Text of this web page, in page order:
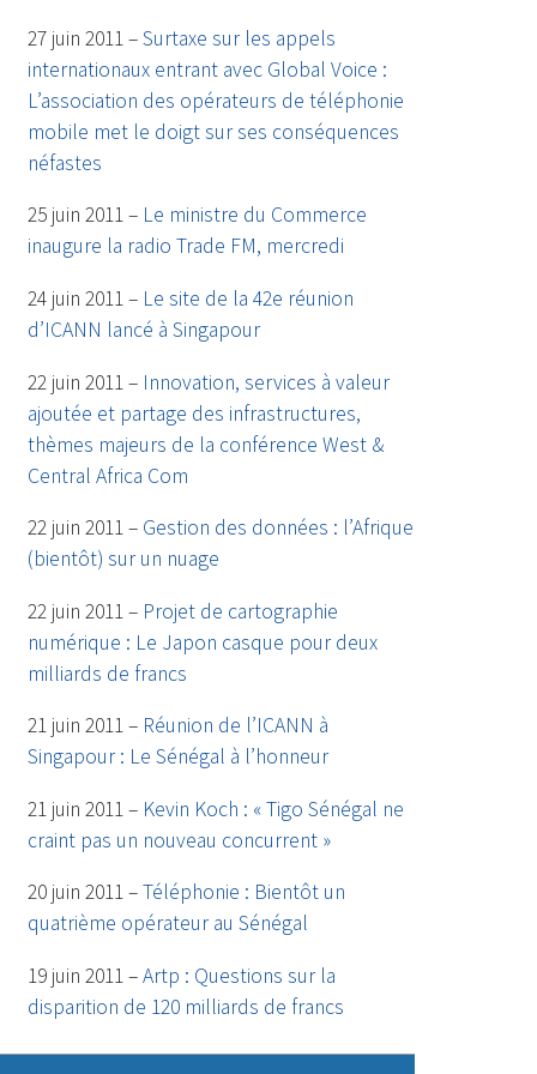
27 juin 2011 –Surtaxe sur les appels
internationaux entrant avec Global Voice :
L’association des opérateurs de téléphonie
mobile met le doigt sur ses conséquences
néfastes
25 juin 2011 – Le ministre du Commerce
inaugure la radio Trade FM, mercredi
24 juin 2011 – Le site de la 42e réunion
d’ICANN lancé à Singapour
22 juin 2011 – Innovation, services à valeur
ajoutée et partage des infrastructures,
thèmes majeurs de la conférence West &
Central Africa Com
22 juin 2011 – Gestion des données : l’Afrique
(bientôt) sur un nuage
22 juin 2011 – Projet de cartographie
numérique : Le Japon casque pour deux
milliards de francs
21 juin 2011 – Réunion de l’ICANN à
Singapour : Le Sénégal à l’honneur
21 juin 2011 – Kevin Koch : « Tigo Sénégal ne
craint pas un nouveau concurrent »
20 juin 2011 –Téléphonie : Bientôt un
quatrième opérateur au Sénégal
19 juin 2011 –Artp : Questions sur la
disparition de 120 milliards de francs